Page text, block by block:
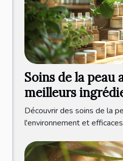
Soins de la peau
meilleurs
responsables
Découvrir des soins de la
l'environnement et